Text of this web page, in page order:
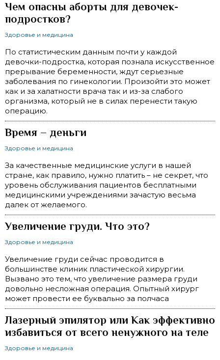
Чем опасны аборты для девочек-
подростков?
Здоровье и медицина
По статистическим данным почти у каждой
девочки-подростка, которая познала искусственное
прерывание беременности, ждут серьезные
заболевания по гинекологии. Произойти это может
как и за халатности врача так и из-за слабого
организма, который не в силах перенести такую
операцию.
Время – деньги
Здоровье и медицина
За качественные медицинские услуги в нашей
стране, как правило, нужно платить – не секрет, что
уровень обслуживания пациентов бесплатными
медицинскими учреждениями зачастую весьма
далек от желаемого.
Увеличение груди. Что это?
Здоровье и медицина
Увеличение груди сейчас проводится в
большинстве клиник пластической хирургии.
Вызвано это тем, что увеличение размера груди
довольно несложная операция. Опытный хирург
может провести ее буквально за полчаса
Лазерный эпилятор или Как эффективно
избавиться от всего ненужного на теле
Здоровье и медицина